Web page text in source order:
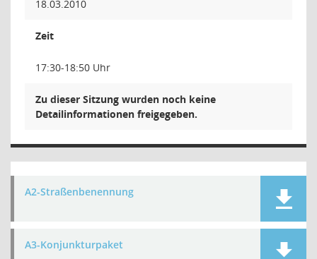
18.03.2010
Zeit
17:30-18:50 Uhr
Zu dieser Sitzung wurden noch keine
Detailinformationen freigegeben.
A2-Straßenbenennung
A3-Konjunkturpaket